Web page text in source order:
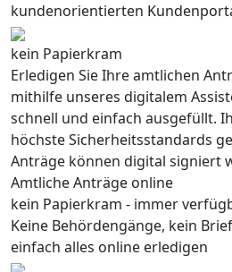
kundenorientierten
kein Papierkram
Erledigen Sie Ihre amtlichen
mithilfe unseres digitalem
schnell und einfach ausgefüllt.
höchste Sicherheitsstandards
Anträge können digital signiert
Amtliche Anträge online
kein Papierkram - immer
Keine Behördengänge, kein
einfach alles online erledigen